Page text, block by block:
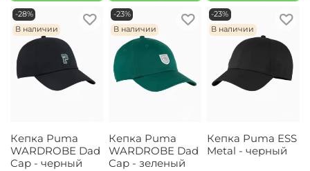
-28%
В наличии
Кепка Puma
WARDROBE Dad
Cap - черный
-23%
В наличии
Кепка Puma
WARDROBE Dad
Cap - зеленый
-23%
В наличии
Кепка Puma ESS
Metal - черный